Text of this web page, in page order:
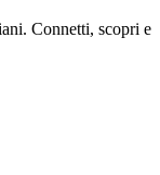
Connetti, scopri e